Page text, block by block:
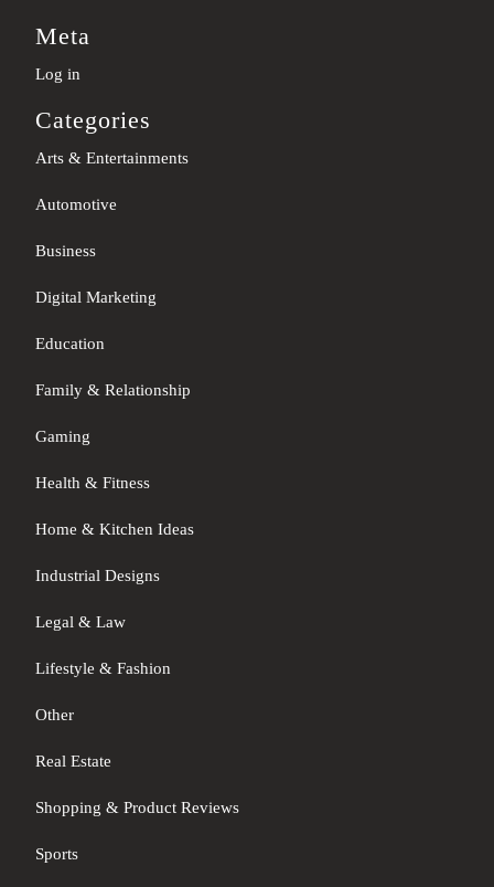
Meta
Log in
Categories
Arts & Entertainments
Automotive
Business
Digital Marketing
Education
Family & Relationship
Gaming
Health & Fitness
Home & Kitchen Ideas
Industrial Designs
Legal & Law
Lifestyle & Fashion
Other
Real Estate
Shopping & Product Reviews
Sports